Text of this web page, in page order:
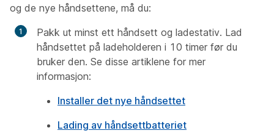
og de nye håndsettene, må du:
Pakk ut minst ett håndsett og ladestativ. Lad
håndsettet på ladeholderen i 10 timer før du
bruker den. Se disse artiklene for mer
informasjon:
Installer det nye håndsettet
Lading av håndsettbatteriet